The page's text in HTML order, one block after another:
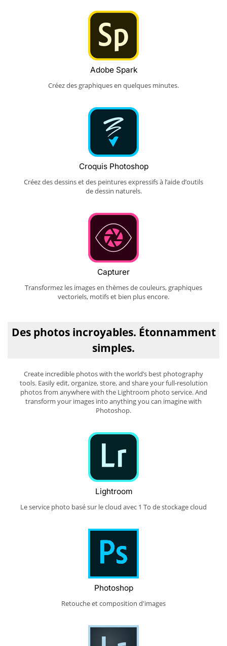
Adobe Spark
Créez des graphiques en quelques minutes.
Croquis Photoshop
Créez des dessins et des peintures expressifs à l’aide d’outils
de dessin naturels.
Capturer
Transformez les images en thèmes de couleurs, graphiques
vectoriels, motifs et bien plus encore.
Des photos incroyables. Étonnamment
simples.
Create incredible photos with the world’s best photography
tools. Easily edit, organize, store, and share your full-resolution
photos from anywhere with the Lightroom photo service. And
transform your images into anything you can imagine with
Photoshop.
Lightroom
Le service photo basé sur le cloud avec 1 To de stockage cloud
Photoshop
Retouche et composition d'images